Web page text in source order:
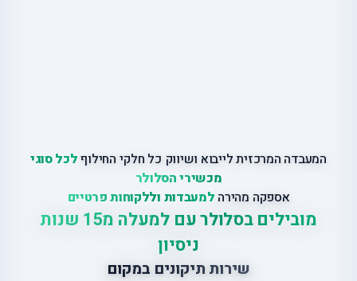
המעבדה המרכזית לייבוא ושיווק כל חלקי החילוףלכל סוגי
מכשירי הסלולר
אספקה מהירה למעבדות וללקוחות פרטיים
מובילים בסלולר עם למעלה מ15 שנות
ניסיון
שירות תיקונים במקום